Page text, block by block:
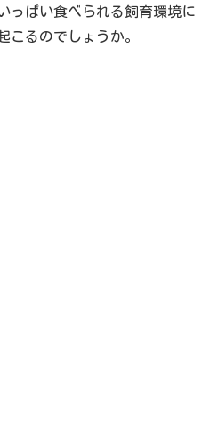
っぱい食べられる飼育環境に
こるのでしょうか。